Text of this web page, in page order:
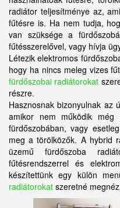
radiátor teljesítménye az,
fűtésre is. Ha nem tudja,
van szüksége a
fűtésszerelővel, vagy hívja
Létezik elektromos
hogy ha nincs meleg vizes
fürdőszobai radiátorokat
részre.
Hasznosnak bizonyulnak az
amikor nem működik
fürdőszobában, vagy
meg a törölközők. A hybrid
üzemű fürdőszoba
fűtésrendszerrel és
készítettünk egy külön
radiátorokat szeretné